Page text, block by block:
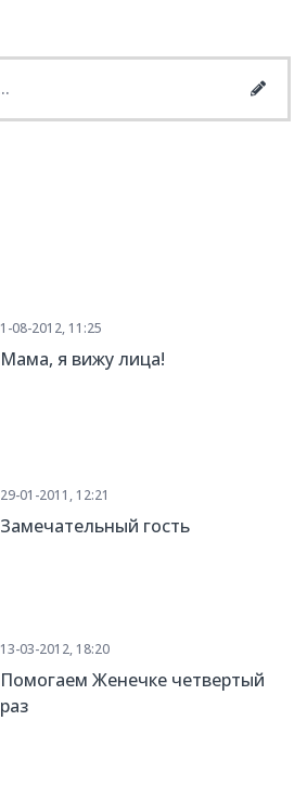
1-08-2012, 11:25
Мама, я вижу лица!
29-01-2011, 12:21
Замечательный гость
13-03-2012, 18:20
Помогаем Женечке четвертый
раз